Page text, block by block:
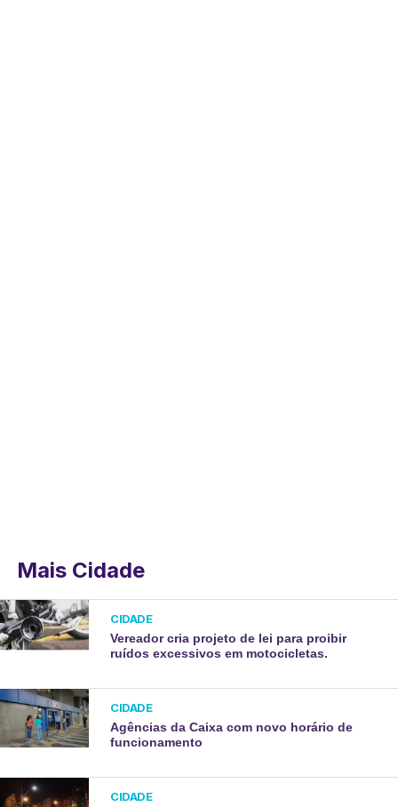
Mais Cidade
CIDADE
Vereador cria projeto de lei para proibir
ruídos excessivos em motocicletas.
CIDADE
Agências da Caixa com novo horário de
funcionamento
CIDADE